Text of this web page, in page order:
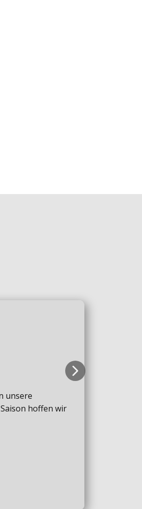
unsere
hoffen wir